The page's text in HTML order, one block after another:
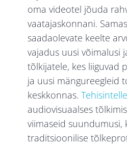
oma videotel jõuda
vaatajaskonnani.
saadaolevate keelte
vajadus uusi võimalusi
tõlkijatele, kes liiguvad
ja uusi mängureegleid
keskkonnas.
audiovisuaalses
viimaseid suundumusi,
traditsioonilise